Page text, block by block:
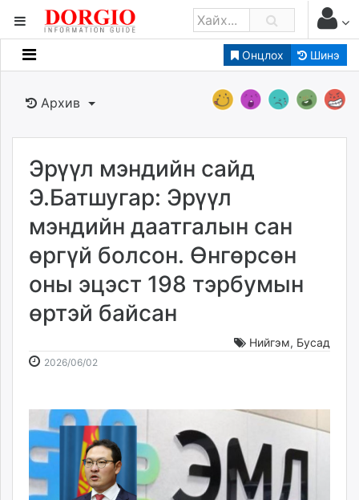
Онцлох Шинэ
Мэдээллийн
Банк санхүү
Бизнес ААН
Төрийн
Нийслэлийн
dorgio.mn
Gogo.mn
caak.mn
news.mn
zindaa.mn
tovch.mn
Livetv.mn
Eguur.mn
24tsag.mn
shuud.mn
eagle.mn
Архив
Эрүүл мэндийн сайд
Э.Батшугар: Эрүүл
мэндийн даатгалын сан
өргүй болсон. Өнгөрсөн
оны эцэст 198 тэрбумын
өртэй байсан
Нийгэм, Бусад
2026/06/02
17:24:33
15:43:11